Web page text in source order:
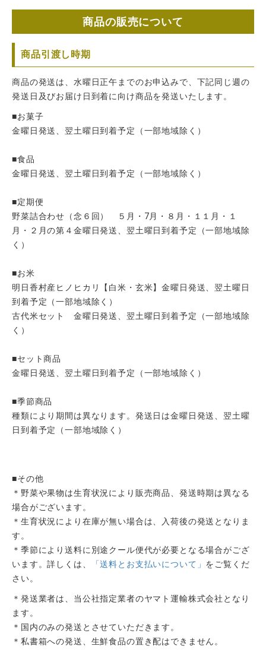
商品の販売について
商品引渡し時期
商品の発送は、水曜日正午までのお申込みで、下記同じ週の
発送日及びお届け日到着に向け商品を発送いたします。
■お菓子
金曜日発送、翌土曜日到着予定（一部地域除く）
■食品
金曜日発送、翌土曜日到着予定（一部地域除く）
■定期便
野菜詰合わせ（念６回） ５月・7月・８月・１１月・１
月・２月の第４金曜日発送、翌土曜日到着予定（一部地域除
く）
■お米
明日香村産ヒノヒカリ【白米・玄米】金曜日発送、翌土曜日
到着予定（一部地域除く）
古代米セット 金曜日発送、翌土曜日到着予定（一部地域除
く）
■セット商品
金曜日発送、翌土曜日到着予定（一部地域除く）
■季節商品
種類により期間は異なります。発送日は金曜日発送、翌土曜
日到着予定（一部地域除く）
■その他
＊野菜や果物は生育状況により販売商品、発送時期は異なる
場合がございます。
＊生育状況により在庫が無い場合は、入荷後の発送となりま
す。
＊季節により送料に別途クール便代が必要となる場合がござ
います。詳しくは、
「送料とお支払いについて」 をご覧くだ
さい。
＊発送業者は、当公社指定業者のヤマト運輸株式会社となり
ます。
＊国内のみの発送とさせていただきます。
＊私書箱への発送、生鮮食品の置き配はできません。